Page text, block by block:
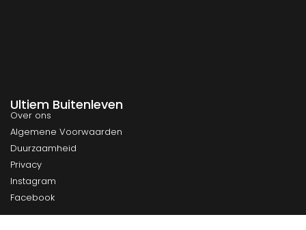
Ultiem Buitenleven
Over ons
Algemene Voorwaarden
Duurzaamheid
Privacy
Instagram
Facebook